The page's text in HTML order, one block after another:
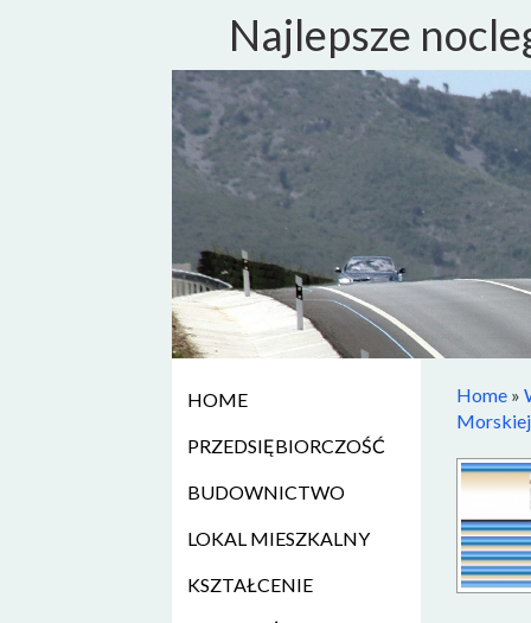
Najlepsze
HOME
PRZEDSIĘBIORCZOŚĆ
BUDOWNICTWO
LOKAL MIESZKALNY
KSZTAŁCENIE
Home »